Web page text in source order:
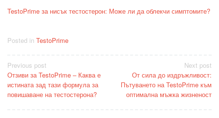
TestoPrime за нисък тестостерон: Може ли да облекчи симптомите?
Posted in TestoPrime
Post
navigation
Previous post
Отзиви за TestoPrime – Каква е
истината зад тази формула за
повишаване на тестостерона?
Next post
От сила до издръжливост:
Пътуването на TestoPrime към
оптимална мъжка жизненост